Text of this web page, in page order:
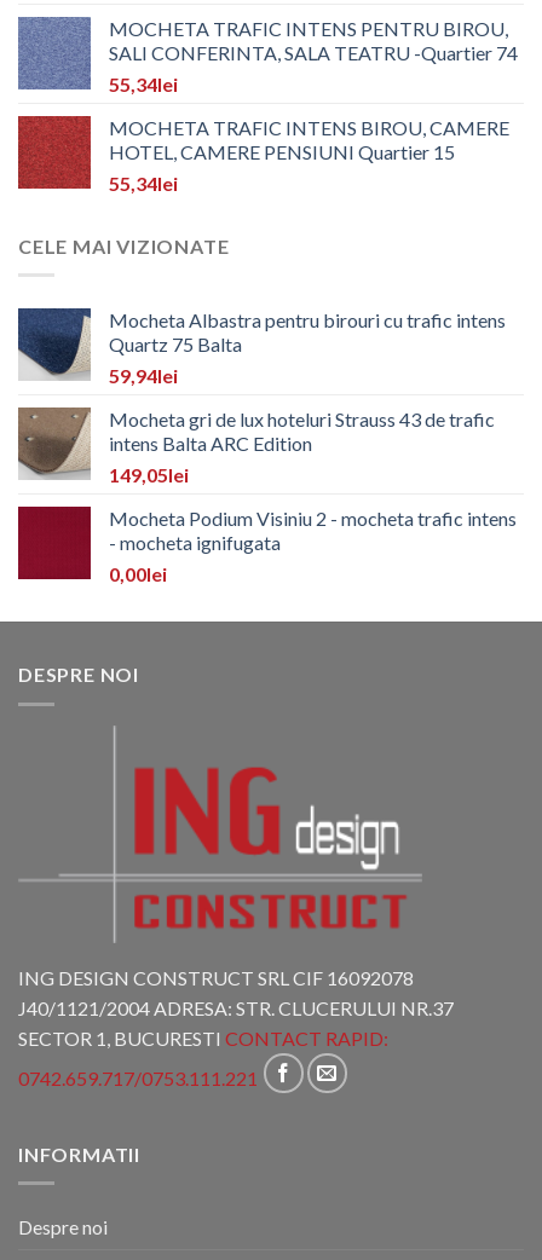
MOCHETA TRAFIC INTENS PENTRU BIROU,
SALI CONFERINTA, SALA TEATRU -Quartier 74
55,34lei
MOCHETA TRAFIC INTENS BIROU, CAMERE
HOTEL, CAMERE PENSIUNI Quartier 15
55,34lei
CELE MAI VIZIONATE
Mocheta Albastra pentru birouri cu trafic intens
Quartz 75 Balta
59,94lei
Mocheta gri de lux hoteluri Strauss 43 de trafic
intens Balta ARC Edition
149,05lei
Mocheta Podium Visiniu 2 - mocheta trafic intens
- mocheta ignifugata
0,00lei
DESPRE NOI
ING DESIGN CONSTRUCT SRL CIF 16092078
J40/1121/2004 ADRESA: STR. CLUCERULUI NR.37
SECTOR 1, BUCURESTI CONTACT RAPID:
0742.659.717/0753.111.221
INFORMATII
Despre noi